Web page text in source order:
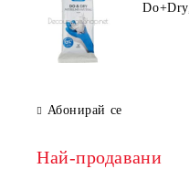
Абонирай се
Най-продавани